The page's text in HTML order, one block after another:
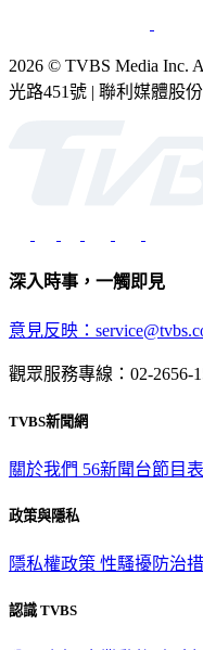
2026 © TVBS Media Inc.
光路451號 | 聯利媒體股
深入時事，一觸即見
意見反映：
觀眾服務專線：02-2656-
TVBS新聞網
關於我們 56新聞台節目表
政策與隱私
隱私權政策 性騷擾防治
認識 TVBS